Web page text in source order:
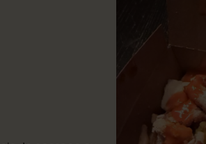
Trouve une POUTZ sur
Palmarès des
: Harnold Drainville